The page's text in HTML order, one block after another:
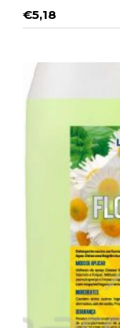
€5,18